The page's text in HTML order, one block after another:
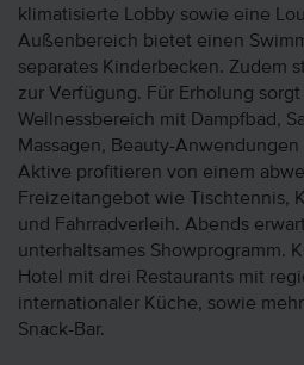
klimatisierte Lobby sowie eine
Außenbereich bietet einen
separates Kinderbecken. Zudem
zur Verfügung. Für Erholung
Wellnessbereich mit Dampfbad,
Massagen, Beauty-
Aktive profitieren von einem
Freizeitangebot wie Tischtennis,
und Fahrradverleih. Abends
unterhaltsames Showprogramm.
Hotel mit drei Restaurants mit
internationaler Küche, sowie
Snack-Bar.